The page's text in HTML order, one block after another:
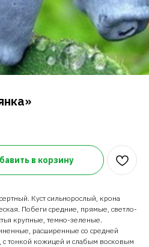
в корзину
Куст сильнорослый, крона
Побеги средние, прямые, светло-
крупные, темно-зеленые.
расширенные со средней
с тонкой кожицей и слабым восковым